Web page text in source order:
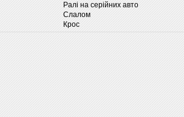
Ралі на серійних авто
Слалом
Крос